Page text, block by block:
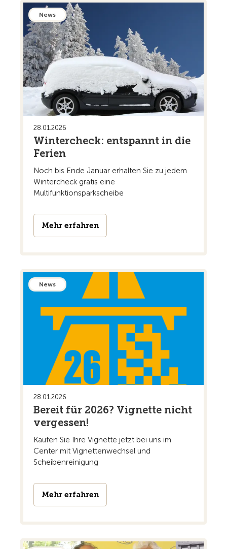
News
28.01.2026
Wintercheck: entspannt in die
Ferien
Noch bis Ende Januar erhalten Sie zu jedem
Wintercheck gratis eine
Multifunktionsparkscheibe
Mehr erfahren
News
28.01.2026
Bereit für 2026? Vignette nicht
vergessen!
Kaufen Sie Ihre Vignette jetzt bei uns im
Center mit Vignettenwechsel und
Scheibenreinigung
Mehr erfahren